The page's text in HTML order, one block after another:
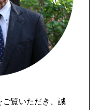
ご覧いただき、誠